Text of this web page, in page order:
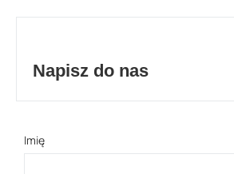
Napisz do nas
Imię